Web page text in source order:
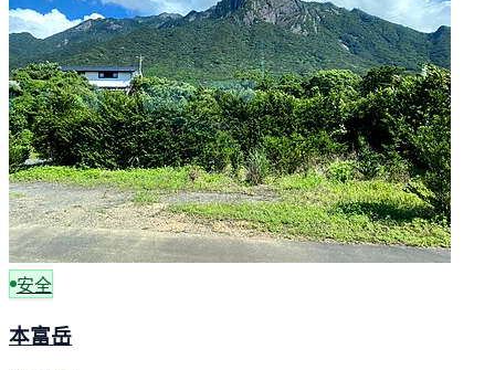
安全
本富岳